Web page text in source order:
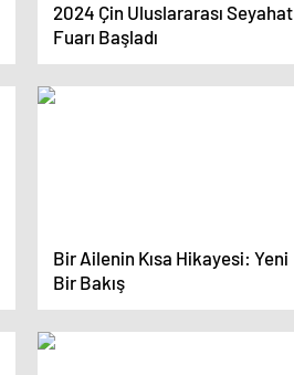
2024 Çin Uluslararası Seyahat
Fuarı Başladı
Bir Ailenin Kısa Hikayesi: Yeni
Bir Bakış